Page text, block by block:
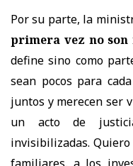
Por su parte, la
primera vez no
define sino como
sean pocos para
juntos y merecen ser
un acto de
invisibilizadas.